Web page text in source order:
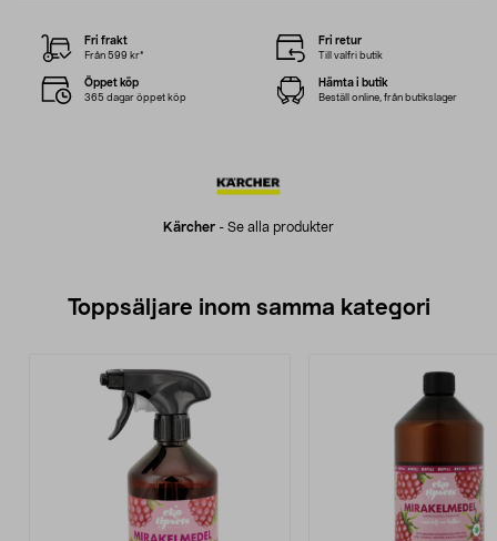
Kärcher - Se alla produkter
Fri frakt
Från 599 kr*
Fri retur
Till valfri butik
Öppet köp
365 dagar öppet köp
Hämta i butik
Beställ online, från butikslager
Toppsäljare inom samma kategori